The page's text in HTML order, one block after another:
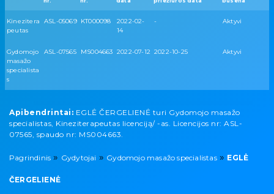
Kinezitera
peutas
ASL-05069 KT000098
2022-02-
14
- Aktyvi
Gydomojo
masažo
specialista
s
ASL-07565 MS004663 2022-07-12 2022-10-25 Aktyvi
Apibendrintai: EGLĖ ČERGELIENĖ turi Gydomojo masažo
specialistas, Kineziterapeutas licenciją/ -as. Licencijos nr: ASL-
07565, spaudo nr: MS004663.
Pagrindinis » Gydytojai » Gydomojo masažo specialistas» EGLĖ
ČERGELIENĖ